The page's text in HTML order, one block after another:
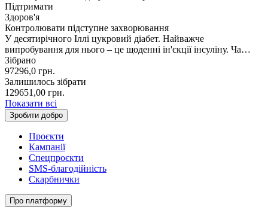
Підтримати
Здоров'я
Контролювати підступне захворювання
У десятирічного Іллі цукровий діабет. Найважче
випробування для нього – це щоденні ін'єкції інсуліну. Ча…
Зібрано
97296,0 грн.
Залишилось зібрати
129651,00 грн.
Показати всі
Зробити добро
Проєкти
Кампанії
Спецпроєкти
SMS-благодійність
Скарбнички
Про платформу